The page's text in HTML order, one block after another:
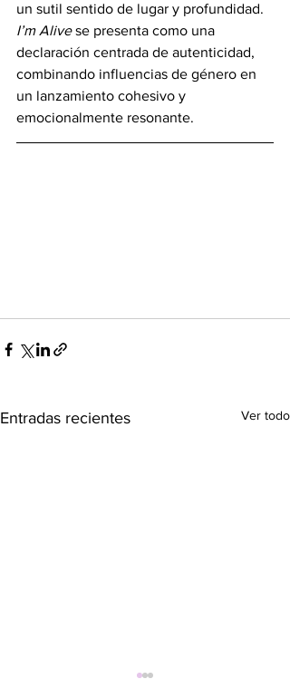
un sutil sentido de lugar y profundidad.
I’m Alive se presenta como una
declaración centrada de autenticidad,
combinando influencias de género en
un lanzamiento cohesivo y
emocionalmente resonante.
Entradas recientes Ver todo